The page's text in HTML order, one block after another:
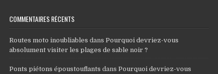
COMMENTAIRES RÉCENTS
Routes moto inoubliables dansPourquoi devriez-vous
absolument visiter les plages de sable noir ?
Ponts piétons époustouflants dansPourquoi devriez-vous